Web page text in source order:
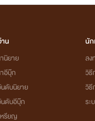
น
นิยาย
อีบุ๊ก
ดับนิยาย
ดับอีบุ๊ก
หรียญ
นัก
ลง
วิธี
วิธี
ระ